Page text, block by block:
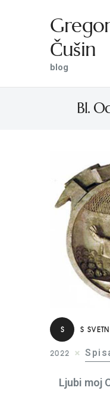
Čušin
blog
Bl.
S
S S
2022
Ljubi moj